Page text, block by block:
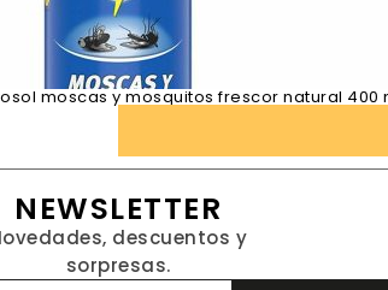
moscas y mosquitos frescor natural 400
NEWSLETTER
descuentos y
sorpresas.